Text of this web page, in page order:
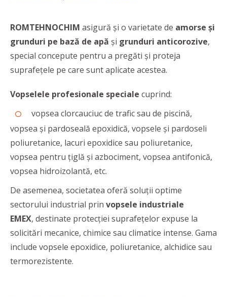
ROMTEHNOCHIM asigură și o varietate de amorse și
grunduri pe bază de apă și grunduri anticorozive,
special concepute pentru a pregăti și proteja
suprafețele pe care sunt aplicate acestea.
Vopselele profesionale speciale cuprind:
vopsea clorcauciuc de trafic sau de piscină,
vopsea și pardoseală epoxidică, vopsele și pardoseli
poliuretanice, lacuri epoxidice sau poliuretanice,
vopsea pentru țiglă și azbociment, vopsea antifonică,
vopsea hidroizolantă, etc.
De asemenea, societatea oferă soluții optime
sectorului industrial prin vopsele industriale
EMEX, destinate protecției suprafețelor expuse la
solicitări mecanice, chimice sau climatice intense. Gama
include vopsele epoxidice, poliuretanice, alchidice sau
termorezistente.